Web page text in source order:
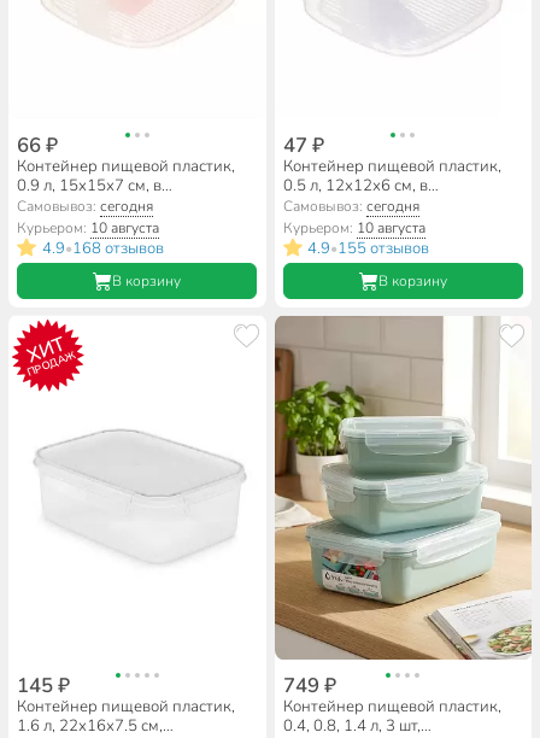
66 ₽
Контейнер пищевой пластик,
0.9 л, 15х15х7 см, в
ассортименте, квадратный,
Мультипласт, MPG5972
Самовывоз:сегодня
Курьером: 10 августа
4.9•168 отзывов
В корзину
47 ₽
Контейнер пищевой пластик,
0.5 л, 12х12х6 см, в
ассортименте, квадратный,
Мультипласт, MPG5965
Самовывоз: сегодня
Курьером: 10 августа
4.9•155 отзывов
В корзину
ХИТ
ПРОДАЖ
145 ₽
Контейнер пищевой пластик,
1.6 л, 22х16х7.5 см,
749 ₽
Контейнер пищевой пластик,
0.4, 0.8, 1.4 л, 3 шт,